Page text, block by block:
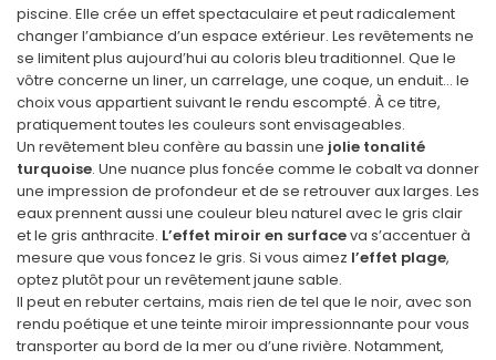
piscine. Elle crée un effet spectaculaire et peut radicalement
changer l’ambiance d’un espace extérieur. Les revêtements ne
se limitent plus aujourd’hui au coloris bleu traditionnel. Que le
vôtre concerne un liner, un carrelage, une coque, un enduit… le
choix vous appartient suivant le rendu escompté. À ce titre,
pratiquement toutes les couleurs sont envisageables.
Un revêtement bleu confère au bassin une jolie tonalité
turquoise. Une nuance plus foncée comme le cobalt va donner
une impression de profondeur et de se retrouver aux larges. Les
eaux prennent aussi une couleur bleu naturel avec le gris clair
et le gris anthracite. L’effet miroir en surfaceva s’accentuer à
mesure que vous foncez le gris. Si vous aimez l’effet plage,
optez plutôt pour un revêtement jaune sable.
Il peut en rebuter certains, mais rien de tel que le noir, avec son
rendu poétique et une teinte miroir impressionnante pour vous
transporter au bord de la mer ou d’une rivière. Notamment,